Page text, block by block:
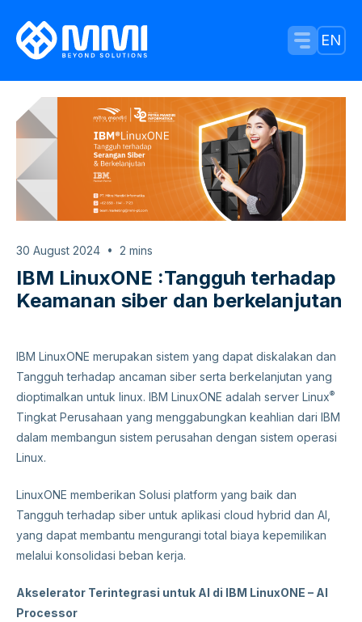
Menu
EN
30 August 2024 2 mins
IBM LinuxONE :Tangguh terhadap
Keamanan siber dan berkelanjutan
IBM LinuxONE merupakan sistem yang dapat diskalakan dan
Tangguh terhadap ancaman siber serta berkelanjutan yang
dioptimalkan untuk linux. IBM LinuxONE adalah server Linux®
Tingkat Perusahaan yang menggabungkan keahlian dari IBM
dalam membangun sistem perusahan dengan sistem operasi
Linux.
LinuxONE memberikan Solusi platform yang baik dan
Tangguh terhadap siber untuk aplikasi cloud hybrid dan AI,
yang dapat membantu mengurangi total biaya kepemilikan
melalui konsolidasi beban kerja.
Akselerator Terintegrasi untuk AI di IBM LinuxONE – AI
Processor